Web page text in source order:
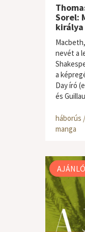
Sorel:
királya
nevét a
a
Day író
és
háborús
manga